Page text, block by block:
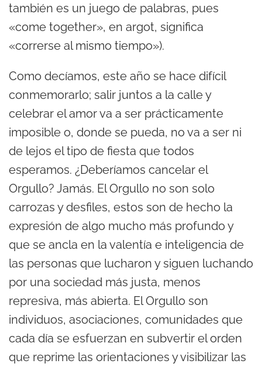
también es un juego de palabras, pues
«come together», en argot, significa
«correrse al mismo tiempo»).
Como decíamos, este año se hace difícil
conmemorarlo; salir juntos a la calle y
celebrar el amor va a ser prácticamente
imposible o, donde se pueda, no va a ser ni
de lejos el tipo de fiesta que todos
esperamos. ¿Deberíamos cancelar el
Orgullo? Jamás. El Orgullo no son solo
carrozas y desfiles, estos son de hecho la
expresión de algo mucho más profundo y
que se ancla en la valentía e inteligencia de
las personas que lucharon y siguen luchando
por una sociedad más justa, menos
represiva, más abierta. El Orgullo son
individuos, asociaciones, comunidades que
cada día se esfuerzan en subvertir el orden
que reprime las orientaciones y visibilizar las